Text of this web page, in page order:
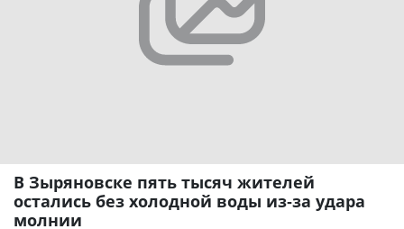
В Зыряновске пять тысяч жителей
остались без холодной воды из-за удара
молнии